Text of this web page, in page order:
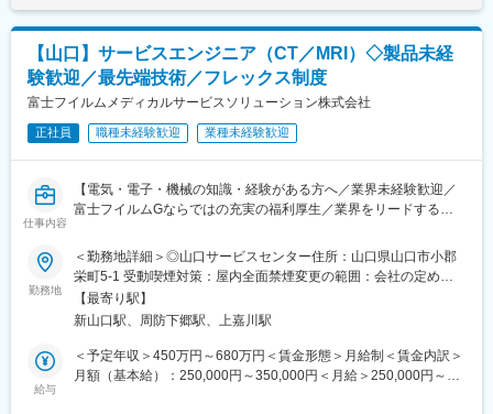
れの分野を融合・連携させることで新しいソリューションを創造
していきます。
■働きやすい環境
帝人グループでは「個人と職場のいきいき診断」を実施してお
り、診断結果に応じて職場の改善活動を実施し、風通しの良い働
きやすい職場づくりを推進しています。
どのPC周りの業務
・自社プラントのDX化推進（業者対応含む）
・社内ヘルプデスク（社内教育・サポート含む）
・社員からのPC基本操作の問い合わせや社員向けデジタル勉強会
の実施
※システム保守やヘルプデスクと並行しながら、
ゆくゆくは社内の業務効率化を目的としたシステム導入をお任
せしたいと考えております。
・その他、企画・購買グループ周りの業務
まずはOJTにて社内状況・知見を深めていただきます。
徐々に幅広い業務をお任せしご活躍いただければと思います。
■働き方
すい環境です。スーパーフレックスを導入しているため、月内の
繁忙にあわせて勤務時間を調整することができます。
定手当を含めた表記です。
【山口】サービスエンジニア（CT／MRI）◇製品未経
験歓迎／最先端技術／フレックス制度
富士フイルムメディカルサービスソリューション株式会社
正社員 職種未経験歓迎 業種未経験歓迎
仕事内容
【電気・電子・機械の知識・経験がある方へ／業界未経験歓迎／
富士フイルムGならではの充実の福利厚生／業界をリードするメ
■業務内容：
サービスエンジニアとして、医療機器の据付・保守・修理等を行
います。
作業だけではなく、お客様である医療機関の方々と的確なコミュ
ニケーション、迅速・誠実な対応を行うことで、信頼関係を構築
していきます。技術者としての知識・能力のみならず、コミュニ
勤務地
＜勤務地詳細＞◎山口サービスセンター住所：山口県山口市小郡
栄町5-1 受動喫煙対策：屋内全面禁煙変更の範囲：会社の定める
事業所（リモートワーク含む）
【最寄り駅】
新山口駅、周防下郷駅、上嘉川駅
給与
＜予定年収＞450万円～680万円＜賃金形態＞月給制＜賃金内訳＞
月額（基本給）：250,000円～350,000円＜月給＞250,000円～